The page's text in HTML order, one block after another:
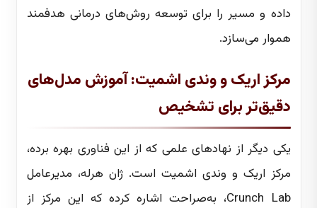
داده و مسیر را برای توسعه روش‌های درمانی هدفمند
هموار می‌سازد.
مرکز اریک و وندی اشمیت: آموزش مدل‌های
دقیق‌تر برای تشخیص
یکی دیگر از نهادهای علمی که از این فناوری بهره برده،
مرکز اریک و وندی اشمیت است. ژان هرله، مدیرعامل
Crunch Lab، به‌صراحت اشاره کرده که این مرکز از